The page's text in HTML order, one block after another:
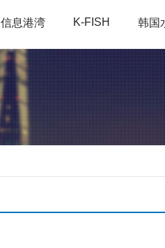
信息港湾 K-FISH 韩国